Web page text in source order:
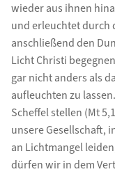
wieder aus ihnen
und erleuchtet durch
anschließend den
Licht Christi
gar nicht anders als
aufleuchten zu
Scheffel stellen (Mt
unsere Gesellschaft,
an Lichtmangel
dürfen wir in dem